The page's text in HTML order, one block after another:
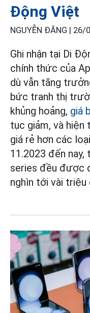
Động Việt
NGUYỄN ĐĂNG | 26/
Ghi nhận tại Di
chính thức của
dù vẫn tăng
bức tranh thị
khủng hoảng, giá
tục giảm, và hiện
giá rẻ hơn các
11.2023 đến
series đều được
nghìn tới vài triệu